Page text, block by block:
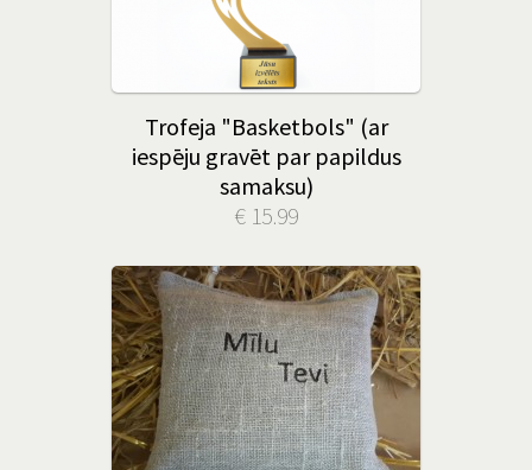
Trofeja "Basketbols" (ar
iespēju gravēt par papildus
samaksu)
€ 15.99